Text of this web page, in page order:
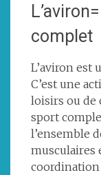
complet
L’aviron est
C’est une
loisirs ou de
sport
l’ensemble
musculaires
coordination